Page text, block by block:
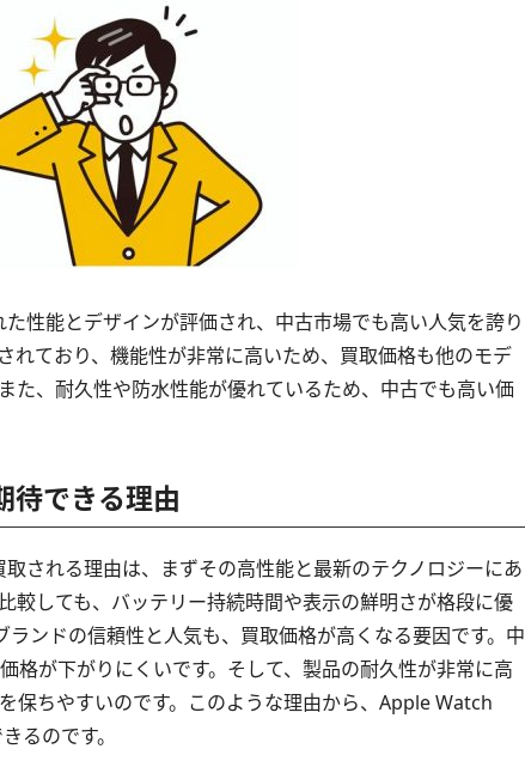
性能とデザインが評価され、中古市場でも高い人気を誇り
れており、機能性が非常に高いため、買取価格も他のモデ
た、耐久性や防水性能が優れているため、中古でも高い価
待できる理由
される理由は、まずその高性能と最新のテクノロジーにあ
較しても、バッテリー持続時間や表示の鮮明さが格段に優
ンドの信頼性と人気も、買取価格が高くなる要因です。中
格が下がりにくいです。そして、製品の耐久性が非常に高
保ちやすいのです。このような理由から、Apple Watch
るのです。